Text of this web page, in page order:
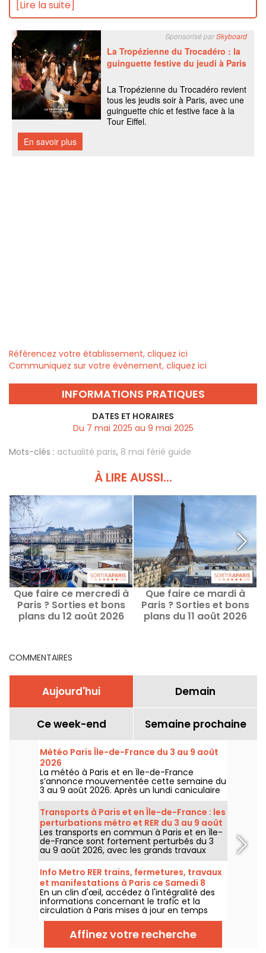
[Lire la suite]
Référencez votre établissement, cliquez ici
Communiquez sur votre évènement, cliquez ici
INFORMATIONS PRATIQUES
DATES ET HORAIRES
Du 7 mai 2025 au 9 mai 2025
Mots-clés : actualité paris, 8 mai férié guide
À LIRE AUSSI...
Que faire ce mercredi à
Paris ? Sorties et bons
plans du 12 août 2026
Que faire ce mardi à
Paris ? Sorties et bons
plans du 11 août 2026
COMMENTAIRES
Aujourd'hui Demain
Ce week-end Semaine prochaine
Météo Paris Île-de-France du 3 au 9 août
2026
La météo à Paris et en Île-de-France
s’annonce mouvementée cette semaine du
3 au 9 août 2026. Après un lundi caniculaire
marqué par un risque d’orages, les
températures vont progressivement baisser
avant le retour d’un temps plus chaud et
ensoleillé pour le week-end.
Transports à Paris et en Île-de-France : les
perturbations métro et RER du 3 au 9 août
2026
Les transports en commun à Paris et en Île-
de-France sont fortement perturbés du 3
au 9 août 2026, avec les grands travaux
d'été qui impactent très durement
certaines lignes, selon la RATP et SNCF.
Info Metro RER trains, fermetures, travaux
et manifestations à Paris ce Samedi 8
août 2026
En un clin d'œil, accédez à l'intégralité des
informations concernant le trafic et la
circulation à Paris mises à jour en temps
réel. Metro RER et Transilien de la RATP,
travaux, circulation, grands évènements et
manifestations, on vous donne toutes les
informations pratiques à connaître avant de
Affinez votre recherche